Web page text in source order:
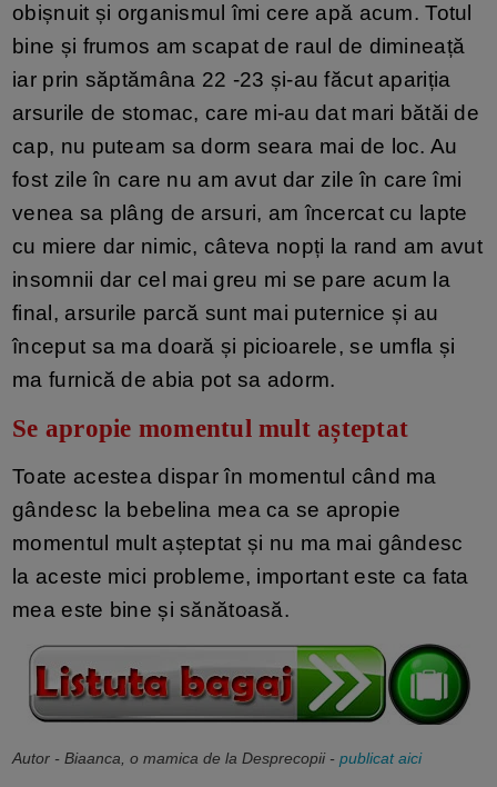
obișnuit și organismul îmi cere apă acum. Totul
bine și frumos am scapat de raul de dimineață
iar prin săptămâna 22 -23 și-au făcut apariția
arsurile de stomac, care mi-au dat mari bătăi de
cap, nu puteam sa dorm seara mai de loc. Au
fost zile în care nu am avut dar zile în care îmi
venea sa plâng de arsuri, am încercat cu lapte
cu miere dar nimic, câteva nopți la rand am avut
insomnii dar cel mai greu mi se pare acum la
final, arsurile parcă sunt mai puternice și au
început sa ma doară și picioarele, se umfla și
ma furnică de abia pot sa adorm.
Se apropie momentul mult așteptat
Toate acestea dispar în momentul când ma
gândesc la bebelina mea ca se apropie
momentul mult așteptat și nu ma mai gândesc
la aceste mici probleme, important este ca fata
mea este bine și sănătoasă.
Autor - Biaanca, o mamica de la Desprecopii - publicat aici